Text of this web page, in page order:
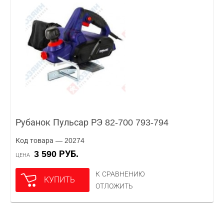
Рубанок Пульсар РЭ 82-700 793-794
Код товара — 20274
ЦЕНА 3 590 РУБ.
КУПИТЬ
К СРАВНЕНИЮ
ОТЛОЖИТЬ